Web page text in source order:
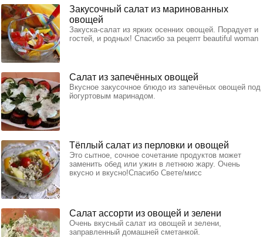
Закусочный салат из маринованных
овощей
Закуска-салат из ярких осенних овощей. Порадует и
гостей, и родных! Спасибо за рецепт beautiful woman
Салат из запечённых овощей
Вкусное закусочное блюдо из запечёных овощей под
йогуртовым маринадом.
Тёплый салат из перловки и овощей
Это сытное, сочное сочетание продуктов может
заменить обед или ужин в летнюю жару. Очень
вкусно и вкусно!Спасибо Свете/мисс
Салат ассорти из овощей и зелени
Очень вкусный салат из овощей и зелени,
заправленный домашней сметанкой.